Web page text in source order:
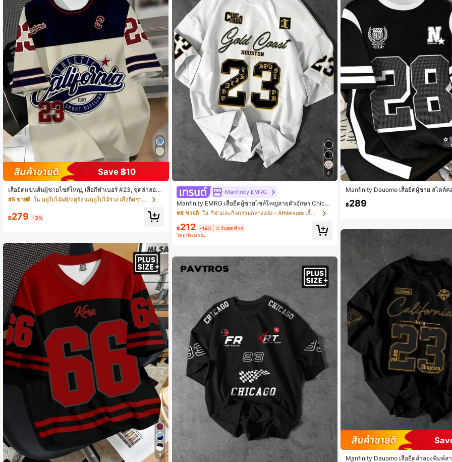
4.88
104K ผู้ติดตาม
4.88
104K ผู้ติดตาม
104K ผู้ติดตาม
4.88
104K ผู้ติดตาม
Save ฿10
เสื้อยืดแขนสั้นผู้ชายไซส์ใหญ่, เสื้อกีฬาเบอร์ #23, ชุดลำลอง
สำหรับฤดูร้อน
#5 ขายดี ใน ฤดูใบไม้ผลิ/ฤดูร้อน/ฤดูใบไม้ร่วง เสื้อยืดชายไซส
฿279 -3%
9
4
Manfinity EMRG
Manfinity EMRG เสื้อยืดผู้ชายไซส์ใหญ่ลายตัวอักษร Chicag
o Floral และพิมพ์กราฟิก 23, สไตล์วิทยาลัยลำลองเหมาะสำ
หรับใส่ทุกวัน
#8 ขายดี ใน กีฬาและกิจกรรมกลางแจ้ง - Athleisure เสื้อยืดชาย
฿212 -15%
3 วันสุดท้าย
โดยประมาณ
Manfinity Dauomo เสื้อยืดผู้ชาย สไตล์ค
฿289
Manfinity Dauomo เสื้อยืดลำลองพิมพ์